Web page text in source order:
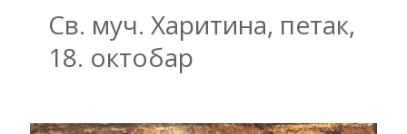
Св. муч. Харитина, петак,
18. октобар